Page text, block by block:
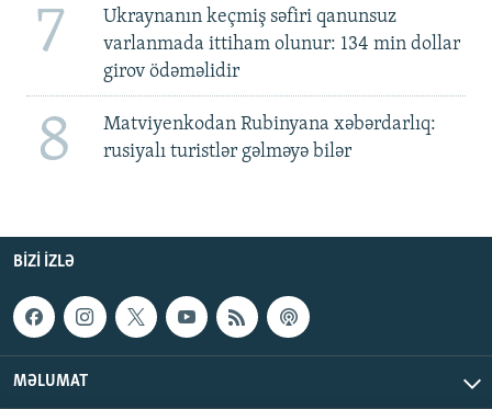
7
Ukraynanın keçmiş səfiri qanunsuz
varlanmada ittiham olunur: 134 min dollar
girov ödəməlidir
8
Matviyenkodan Rubinyana xəbərdarlıq:
rusiyalı turistlər gəlməyə bilər
BIZI IZLƏ
MƏLUMAT